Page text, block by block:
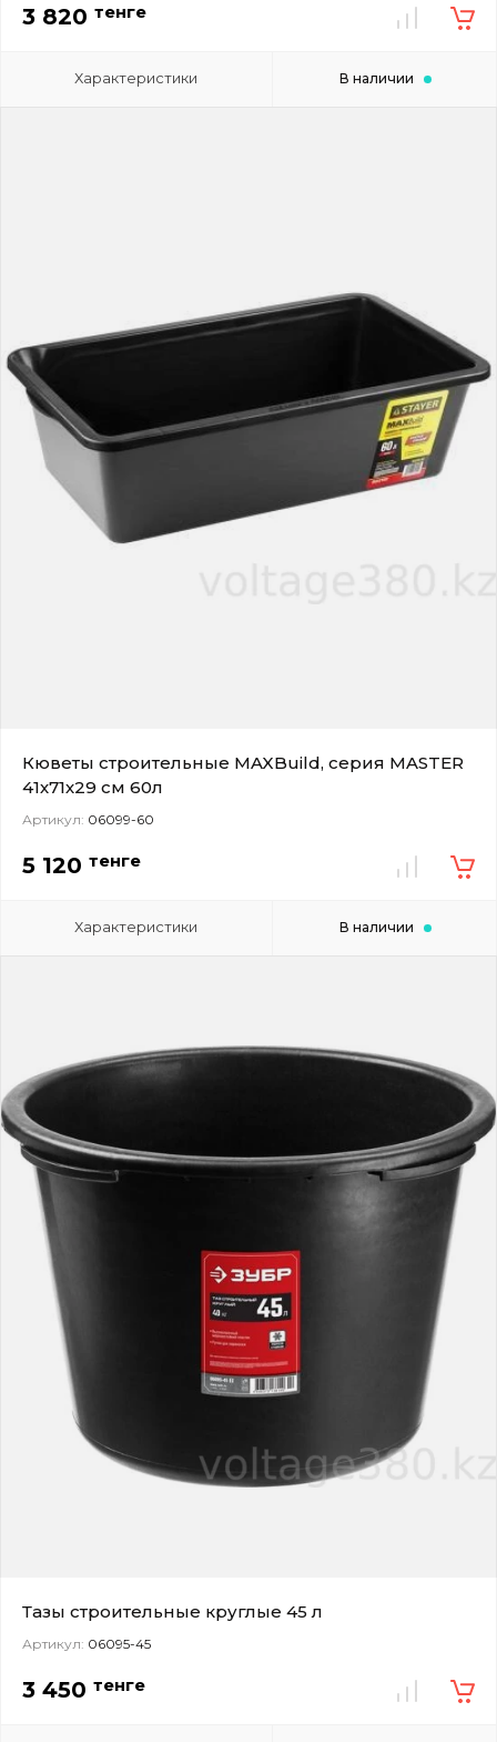
3 820 тенге
Характеристики В наличии
Кюветы строительные MAXBuild, серия MASTER
41х71х29 см 60л
Артикул: 06099-60
5 120 тенге
Характеристики В наличии
Тазы строительные круглые 45 л
Артикул: 06095-45
3 450 тенге